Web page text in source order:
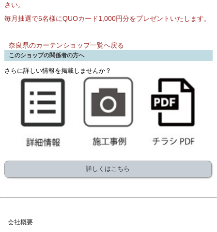
さい。
毎月抽選で5名様にQUOカード1,000円分をプレゼントいたします。
奈良県のカーテンショップ一覧へ戻る
このショップの関係者の方へ
さらに詳しい情報を掲載しませんか？
詳しくはこちら
会社概要